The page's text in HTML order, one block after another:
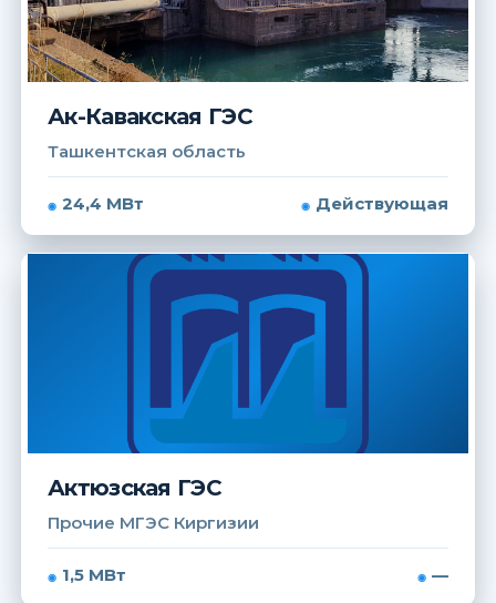
Ак-Кавакская ГЭС
Ташкентская область
24,4 МВт Действующая
Актюзская ГЭС
Прочие МГЭС Киргизии
1,5 МВт —